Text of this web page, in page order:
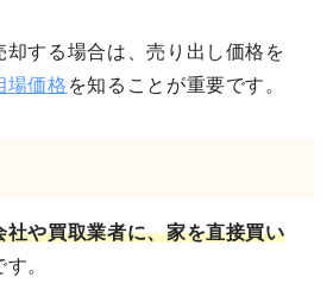
却する場合は、売り出し価格を
場価格 を知ることが重要です。
社や買取業者に、家を直接買い
す。